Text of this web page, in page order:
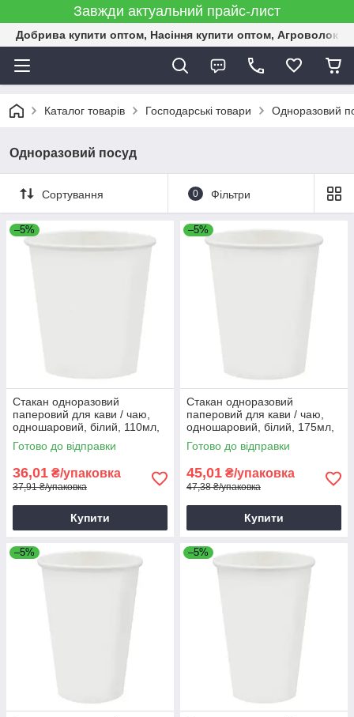
Завжди актуальний прайс-лист
Добрива купити оптом, Насіння купити оптом,
Каталог товарів Господарські товари Одноразовий
Одноразовий посуд
Сортування 0 Фільтри
–5%
Стакан одноразовий
паперовий для кави / чаю,
одношаровий, білий, 110мл,
50шт/уп
Готово до відправки
36,01 ₴/упаковка
37,91 ₴/упаковка
Купити
–5%
Стакан одноразовий
паперовий для кави / чаю,
одношаровий, білий, 175мл,
50шт/уп
Готово до відправки
45,01 ₴/упаковка
47,38 ₴/упаковка
Купити
–5% –5%